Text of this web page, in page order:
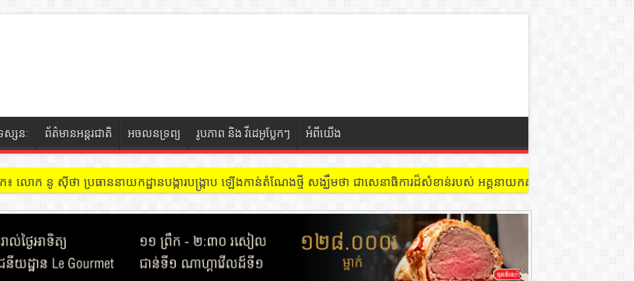
ស្សនៈ ព័ត៌មានអន្តរជាតិ អចលនទ្រព្យ រូបភាព និង វីដេអូប្លែកៗ អំពីយើង
ក ៖ អគារ Sky 31 នៅខណ្ឌទួលគោក មានអ្នកជួលបន្ទប់បើកល្បែងសុីសង នៅជាន់ទី៩ បន្ទប់ ៩០២ !